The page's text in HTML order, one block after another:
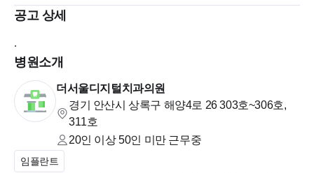
공고 상세
.
병원소개
더서울디지털치과의원
경기 안산시 상록구 해양4로 26 303호~306호,
311호
20인 이상 50인 미만근무중
임플란트